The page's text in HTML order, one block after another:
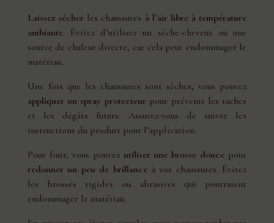
Laissez sécher les chaussures à l’air libre à température
ambiante. Évitez d’utiliser un sèche-cheveux ou une
source de chaleur directe, car cela peut endommager le
matériau.
Une fois que les chaussures sont sèches, vous pouvez
appliquer un spray protecteur pour prévenir les taches
et les dégâts futurs. Assurez-vous de suivre les
instructions du produit pour l’application.
Pour finir, vous pouvez utiliser une brosse douce pour
redonner un peu de brillance à vos chaussures. Évitez
les brosses rigides ou abrasives qui pourraient
endommager le matériau.